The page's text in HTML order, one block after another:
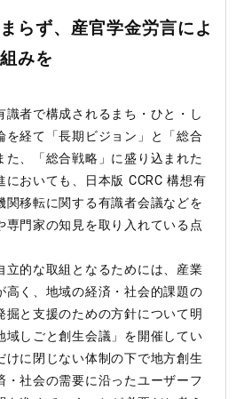
らず、産官学金労言によ
みを
者で構成されるまち・ひと・し
を経て「長期ビジョン」と「総合
た、「総合戦略」に盛り込まれた
においても、日本版 CCRC 構想有
関移転に関する有識者会議などを
専門家の知見を取り入れている点
的な取組となるためには、産業
高く、地域の経済・社会的課題の
掘と支援のための方針について明
域しごと創生会議」を開催してい
けに閉じない体制の下で地方創生
・社会の需要に沿ったユーザーフ